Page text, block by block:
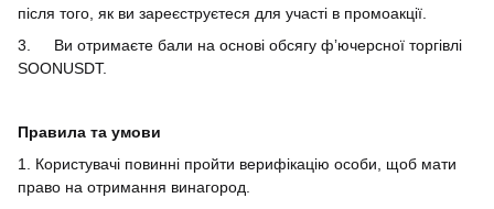
після того, як ви зареєструєтеся для участі в промоакції.
3.
Ви отримаєте бали на основі обсягу фʼючерсної торгівлі
SOONUSDT.
Правила та умови
1. Користувачі повинні пройти верифікацію особи, щоб мати
право на отримання винагород.